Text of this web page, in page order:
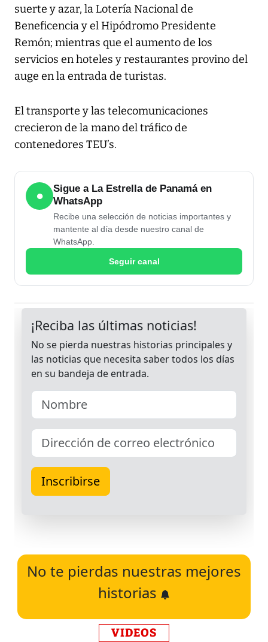
suerte y azar, la Lotería Nacional de
Beneficencia y el Hipódromo Presidente
Remón; mientras que el aumento de los
servicios en hoteles y restaurantes provino del
auge en la entrada de turistas.
El transporte y las telecomunicaciones
crecieron de la mano del tráfico de
contenedores TEU’s.
●
Sigue a La Estrella de Panamá en
WhatsApp
Recibe una selección de noticias importantes y
mantente al día desde nuestro canal de
WhatsApp.
Seguir canal
No te pierdas nuestras mejores
historias
VIDEOS